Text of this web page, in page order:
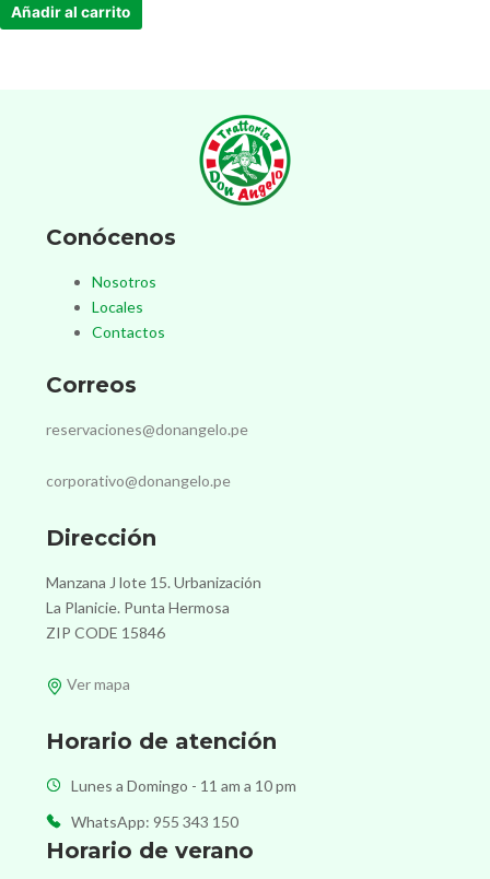
Añadir al carrito
Conócenos
Nosotros
Locales
Contactos
Correos
reservaciones@donangelo.pe
corporativo@donangelo.pe
Dirección
Manzana J lote 15. Urbanización
La Planicie. Punta Hermosa
ZIP CODE 15846
Ver mapa
Horario de atención
Lunes a Domingo - 11 am a 10 pm
WhatsApp: 955 343 150
Horario de verano